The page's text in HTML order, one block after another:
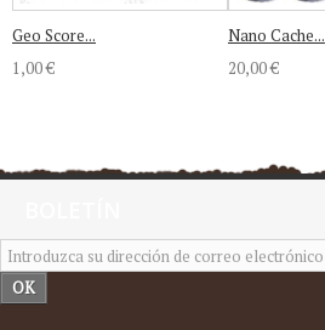
Geo Score...
1,00 €
Nano Cache...
20,00 €
OK